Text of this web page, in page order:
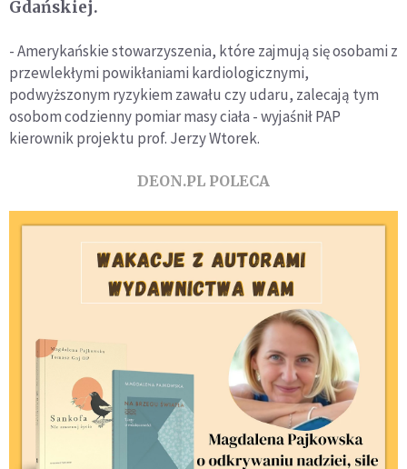
Gdańskiej.
- Amerykańskie stowarzyszenia, które zajmują się osobami z
przewlekłymi powikłaniami kardiologicznymi,
podwyższonym ryzykiem zawału czy udaru, zalecają tym
osobom codzienny pomiar masy ciała - wyjaśnił PAP
kierownik projektu prof. Jerzy Wtorek.
DEON.PL POLECA